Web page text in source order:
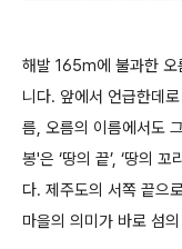
해발 165m에 불과한 오
니다. 앞에서 언급한데
름, 오름의 이름에서도
봉'은 ‘땅의 끝’, ‘땅의
다. 제주도의 서쪽 끝으
마을의 의미가 바로 섬